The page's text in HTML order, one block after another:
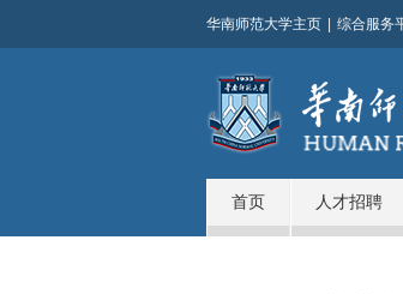
华南师范大学主页 综合服务
首页 人才招聘